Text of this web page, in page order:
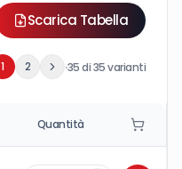
Scarica Tabella
1 2 ·35di35varianti
Quantità